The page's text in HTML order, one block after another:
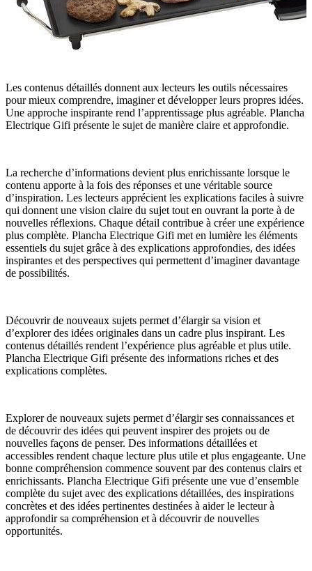
Les contenus détaillés donnent aux lecteurs les outils nécessaires
pour mieux comprendre, imaginer et développer leurs propres idées.
Une approche inspirante rend l’apprentissage plus agréable. Plancha
Electrique Gifi présente le sujet de manière claire et approfondie.
La recherche d’informations devient plus enrichissante lorsque le
contenu apporte à la fois des réponses et une véritable source
d’inspiration. Les lecteurs apprécient les explications faciles à suivre
qui donnent une vision claire du sujet tout en ouvrant la porte à de
nouvelles réflexions. Chaque détail contribue à créer une expérience
plus complète. Plancha Electrique Gifi met en lumière les éléments
essentiels du sujet grâce à des explications approfondies, des idées
inspirantes et des perspectives qui permettent d’imaginer davantage
de possibilités.
Découvrir de nouveaux sujets permet d’élargir sa vision et
d’explorer des idées originales dans un cadre plus inspirant. Les
contenus détaillés rendent l’expérience plus agréable et plus utile.
Plancha Electrique Gifi présente des informations riches et des
explications complètes.
Explorer de nouveaux sujets permet d’élargir ses connaissances et
de découvrir des idées qui peuvent inspirer des projets ou de
nouvelles façons de penser. Des informations détaillées et
accessibles rendent chaque lecture plus utile et plus engageante. Une
bonne compréhension commence souvent par des contenus clairs et
enrichissants. Plancha Electrique Gifi présente une vue d’ensemble
complète du sujet avec des explications détaillées, des inspirations
concrètes et des idées pertinentes destinées à aider le lecteur à
approfondir sa compréhension et à découvrir de nouvelles
opportunités.